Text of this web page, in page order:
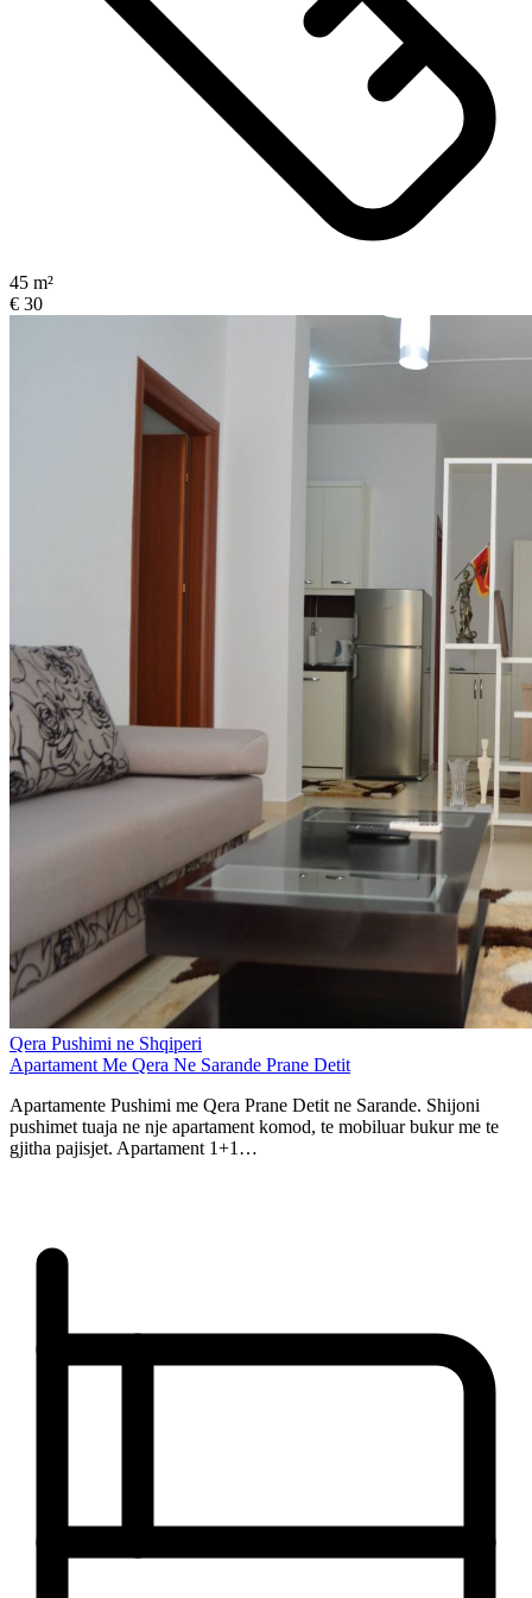
45 m²
€ 30
Qera Pushimi ne Shqiperi
Apartament Me Qera Ne Sarande Prane Detit
Apartamente Pushimi me Qera Prane Detit ne Sarande. Shijoni
pushimet tuaja ne nje apartament komod, te mobiluar bukur me te
gjitha pajisjet. Apartament 1+1…